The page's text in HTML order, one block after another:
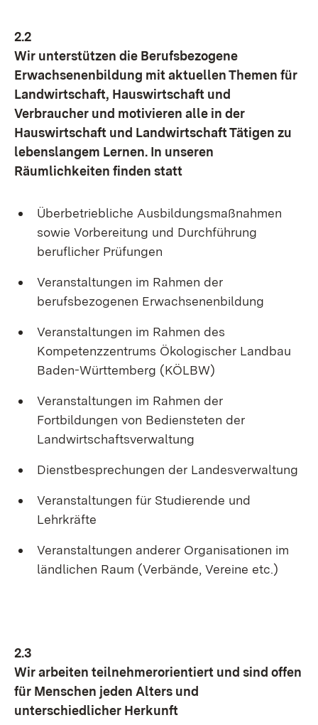
2.2
Wir unterstützen die Berufsbezogene
Erwachsenenbildung mit aktuellen Themen für
Landwirtschaft, Hauswirtschaft und
Verbraucher und motivieren alle in der
Hauswirtschaft und Landwirtschaft Tätigen zu
lebenslangem Lernen. In unseren
Räumlichkeiten finden statt
Überbetriebliche Ausbildungsmaßnahmen
sowie Vorbereitung und Durchführung
beruflicher Prüfungen
Veranstaltungen im Rahmen der
berufsbezogenen Erwachsenenbildung
Veranstaltungen im Rahmen des
Kompetenzzentrums Ökologischer Landbau
Baden-Württemberg (KÖLBW)
Veranstaltungen im Rahmen der
Fortbildungen von Bediensteten der
Landwirtschaftsverwaltung
Dienstbesprechungen der Landesverwaltung
Veranstaltungen für Studierende und
Lehrkräfte
Veranstaltungen anderer Organisationen im
ländlichen Raum (Verbände, Vereine etc.)
2.3
Wir arbeiten teilnehmerorientiert und sind offen
für Menschen jeden Alters und
unterschiedlicher Herkunft